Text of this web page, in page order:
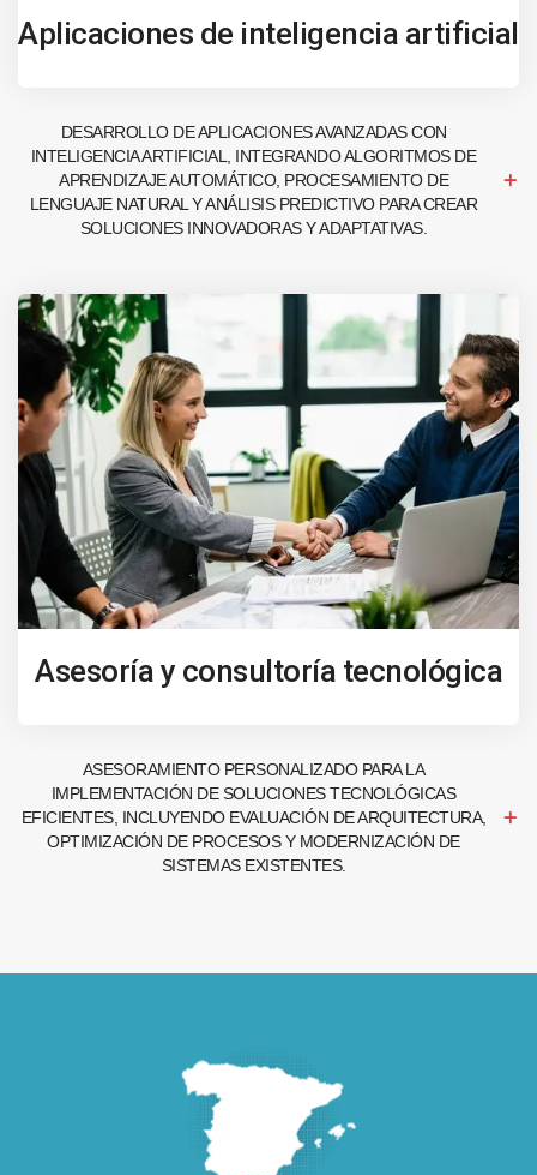
Aplicaciones de inteligencia artificial
DESARROLLO DE APLICACIONES AVANZADAS CON
INTELIGENCIA ARTIFICIAL, INTEGRANDO ALGORITMOS DE
APRENDIZAJE AUTOMÁTICO, PROCESAMIENTO DE
LENGUAJE NATURAL Y ANÁLISIS PREDICTIVO PARA CREAR
SOLUCIONES INNOVADORAS Y ADAPTATIVAS.
Asesoría y consultoría tecnológica
ASESORAMIENTO PERSONALIZADO PARA LA
IMPLEMENTACIÓN DE SOLUCIONES TECNOLÓGICAS
EFICIENTES, INCLUYENDO EVALUACIÓN DE ARQUITECTURA,
OPTIMIZACIÓN DE PROCESOS Y MODERNIZACIÓN DE
SISTEMAS EXISTENTES.